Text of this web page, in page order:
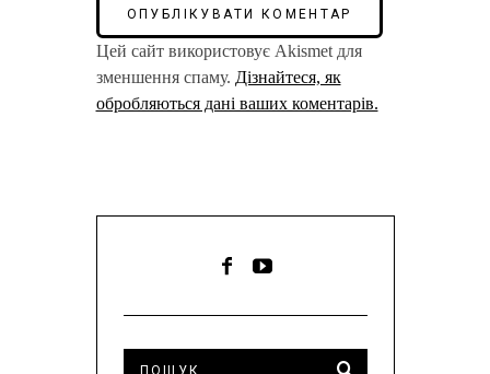
Цей сайт використовує Akismet для
зменшення спаму. Дізнайтеся, як
обробляються дані ваших коментарів.